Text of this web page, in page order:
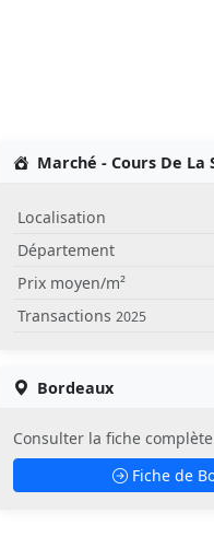
Marché - Cours De La
Localisation
Département
Prix moyen/m²
Transactions 2025
Bordeaux
Consulter la fiche
Fiche de